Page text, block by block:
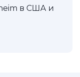
в США и